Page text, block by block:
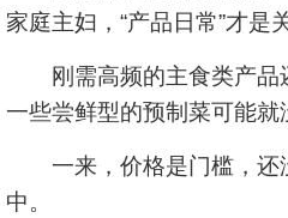
家庭主妇，“产品日常”才是
刚需高频的主食类产品
一些尝鲜型的预制菜可能就
一来，价格是门槛，还
中。